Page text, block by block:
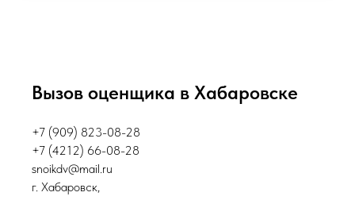
Вызов оценщика в Хабаровске
+7 (909) 823-08-28
+7 (4212) 66-08-28
snoikdv@mail.ru
г. Хабаровск,